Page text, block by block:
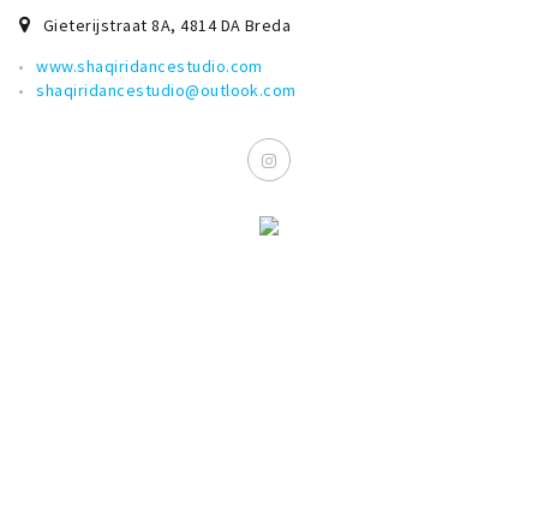
Gieterijstraat 8A,4814 DA Breda
www.shaqiridancestudio.com
shaqiridancestudio@outlook.com